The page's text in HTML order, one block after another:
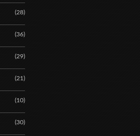
(28)
(36)
(29)
(21)
(10)
(30)